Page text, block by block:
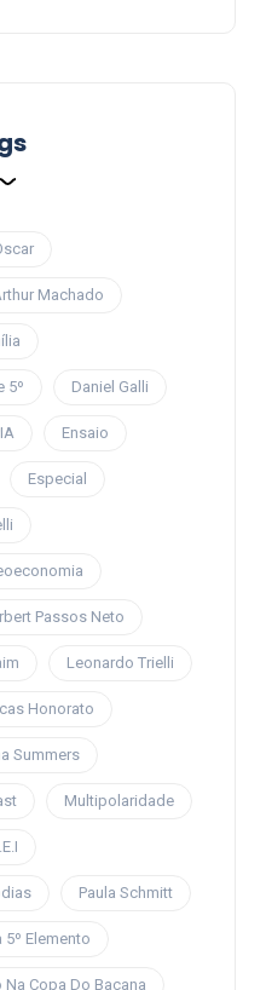
Machado
5º Daniel Galli
Ensaio
Especial
Passos Neto
Leonardo Trielli
Honorato
Summers
Multipolaridade
Paula Schmitt
5º Elemento
Na Copa Do Bacana